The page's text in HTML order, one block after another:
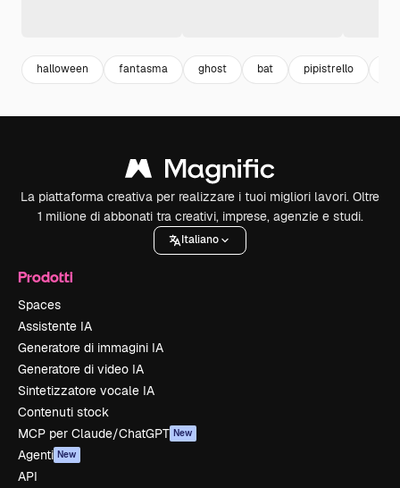
halloween fantasma ghost bat pipistrello
La piattaforma creativa per realizzare i tuoi migliori lavori. Oltre
1 milione di abbonati tra creativi, imprese, agenzie e studi.
Italiano
Prodotti
Spaces
Assistente IA
Generatore di immagini IA
Generatore di video IA
Sintetizzatore vocale IA
Contenuti stock
MCP per Claude/ChatGPT New
Agenti New
API